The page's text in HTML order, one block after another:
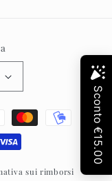
sui rimborsi